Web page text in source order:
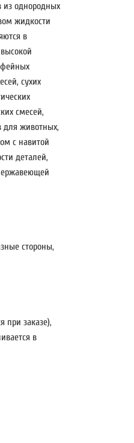
из однородных
жидкости
в
сухих
смесей,
для животных,
с навитой
деталей,
стороны,
при заказе),
в